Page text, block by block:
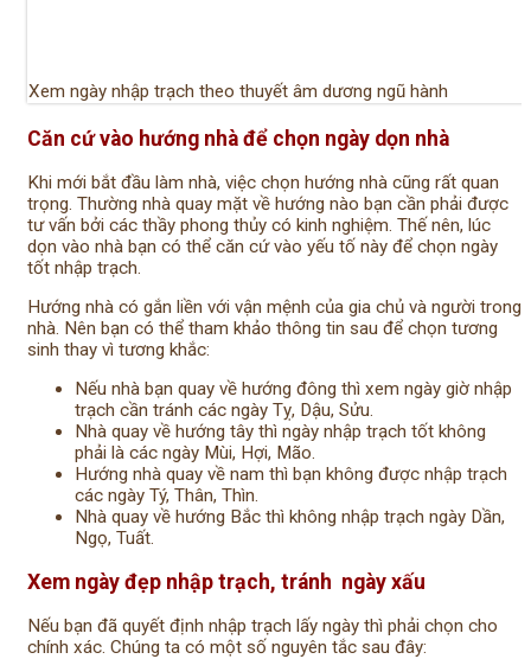
Xem ngày nhập trạch theo thuyết âm dương ngũ hành
Căn cứ vào hướng nhà để chọn ngày dọn nhà
Khi mới bắt đầu làm nhà, việc chọn hướng nhà cũng rất quan
trọng. Thường nhà quay mặt về hướng nào bạn cần phải được
tư vấn bởi các thầy phong thủy có kinh nghiệm. Thế nên, lúc
dọn vào nhà bạn có thể căn cứ vào yếu tố này để chọn ngày
tốt nhập trạch.
Hướng nhà có gắn liền với vận mệnh của gia chủ và người trong
nhà. Nên bạn có thể tham khảo thông tin sau để chọn tương
sinh thay vì tương khắc:
Nếu nhà bạn quay về hướng đông thì xem ngày giờ nhập
trạch cần tránh các ngày Tỵ, Dậu, Sửu.
Nhà quay về hướng tây thì ngày nhập trạch tốt không
phải là các ngày Mùi, Hợi, Mão.
Hướng nhà quay về nam thì bạn không được nhập trạch
các ngày Tý, Thân, Thìn.
Nhà quay về hướng Bắc thì không nhập trạch ngày Dần,
Ngọ, Tuất.
Xem ngày đẹp nhập trạch, tránh ngày xấu
Nếu bạn đã quyết định nhập trạch lấy ngày thì phải chọn cho
chính xác. Chúng ta có một số nguyên tắc sau đây: